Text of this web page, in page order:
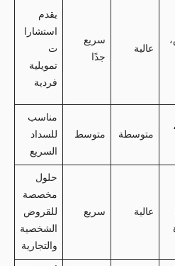
عالية
سريع
جدًا
يقدم
استشارا
ت
تمويلية
فردية
متوسطة متوسط
مناسب
للسداد
السريع
عالية سريع
حلول
مخصصة
للقروض
الشخصية
والتجارية